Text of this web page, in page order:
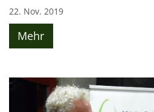
22. Nov. 2019
Mehr